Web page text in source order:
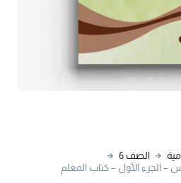
الصف 6
– الجزء الأول – كتاب المعلم